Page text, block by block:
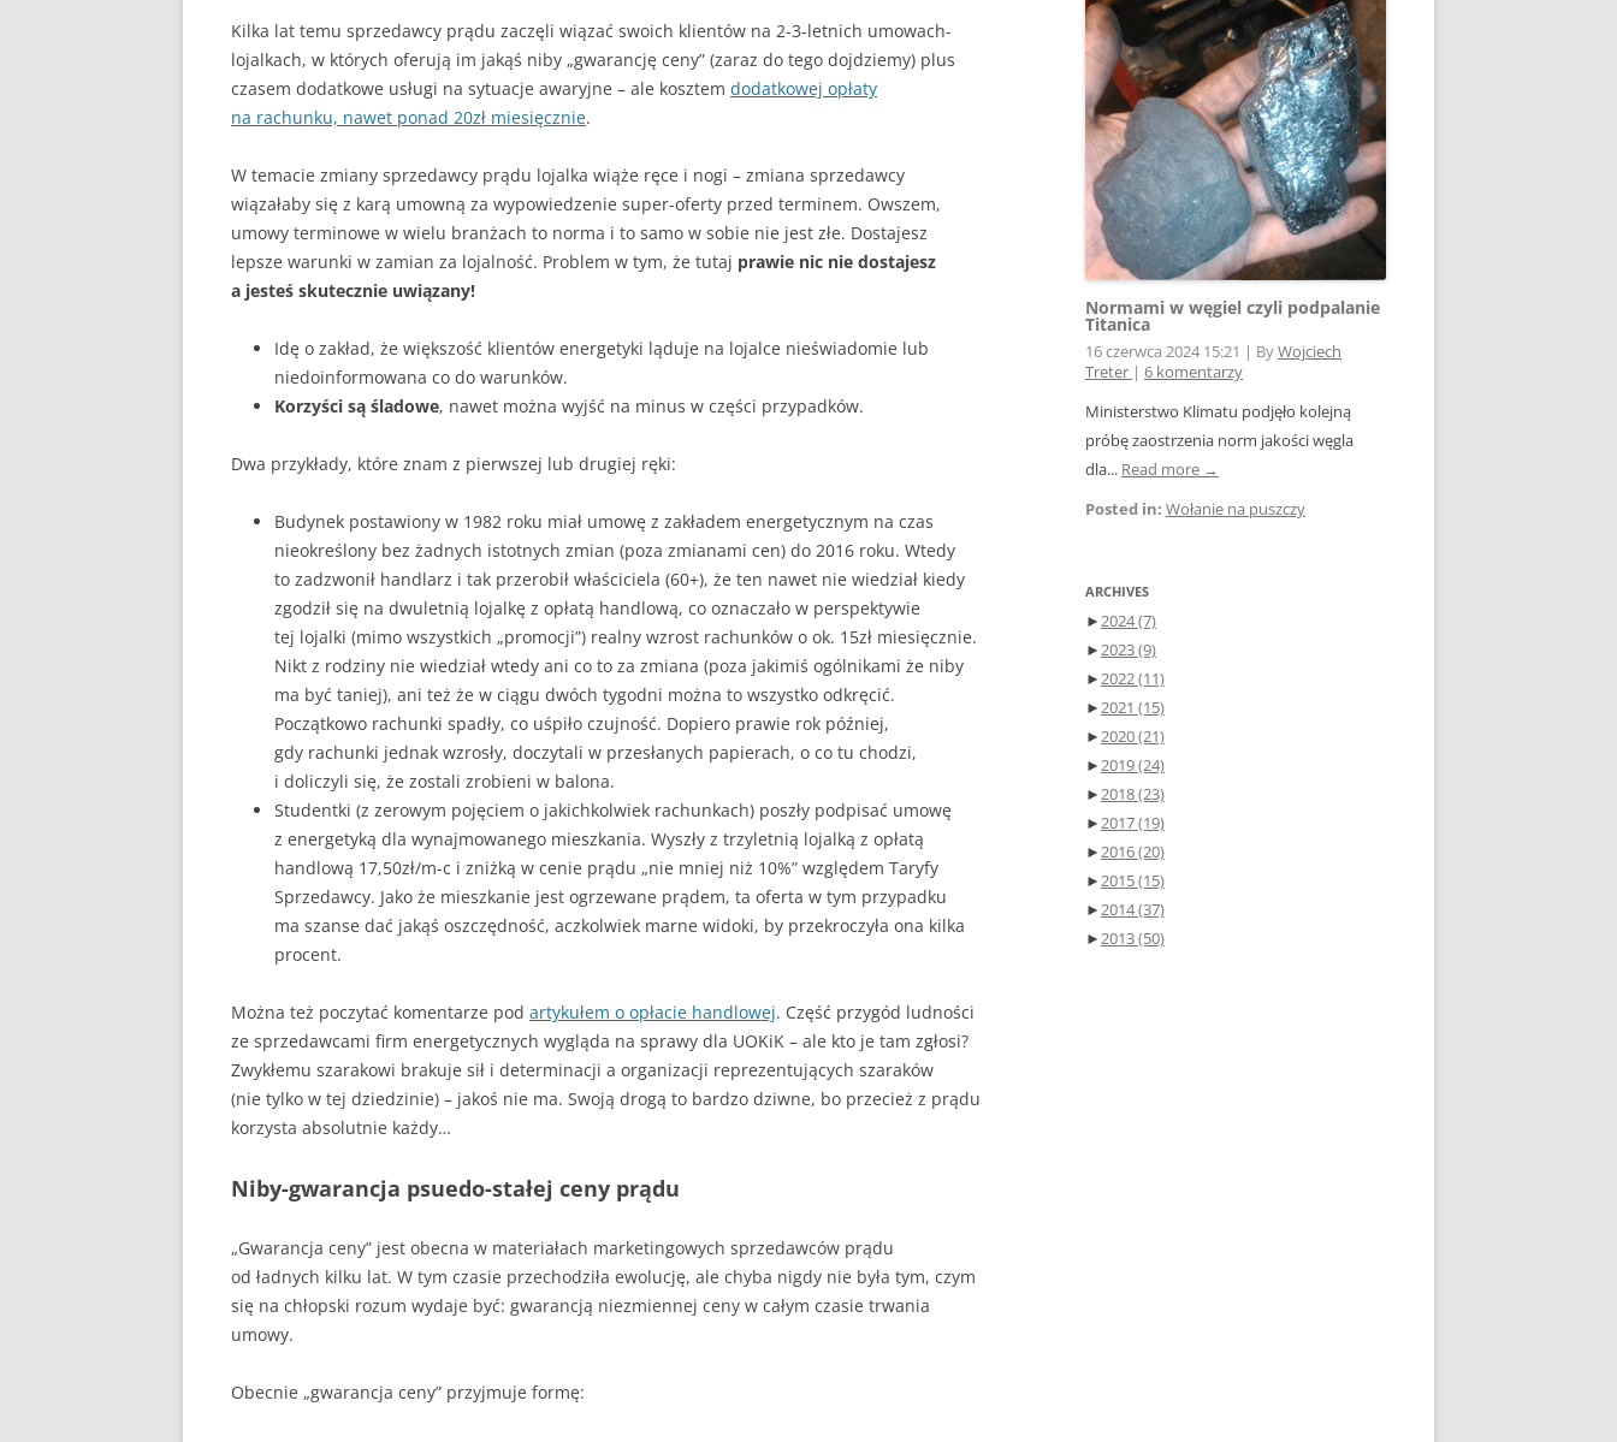
Kilka lat temu sprzedawcy prądu zaczęli wiązać swoich klientów na 2-3-letnich umowach-
lojalkach, w których oferują im jakąś niby „gwarancję ceny” (zaraz do tego dojdziemy) plus
czasem dodatkowe usługi na sytuacje awaryjne – ale kosztem dodatkowej opłaty
na rachunku, nawet ponad 20zł miesięcznie.
W temacie zmiany sprzedawcy prądu lojalka wiąże ręce i nogi – zmiana sprzedawcy
wiązałaby się z karą umowną za wypowiedzenie super-oferty przed terminem. Owszem,
umowy terminowe w wielu branżach to norma i to samo w sobie nie jest złe. Dostajesz
lepsze warunki w zamian za lojalność. Problem w tym, że tutaj prawie nic nie dostajesz
a jesteś skutecznie uwiązany!
Idę o zakład, że większość klientów energetyki ląduje na lojalce nieświadomie lub
niedoinformowana co do warunków.
Korzyści są śladowe, nawet można wyjść na minus w części przypadków.
Dwa przykłady, które znam z pierwszej lub drugiej ręki:
Budynek postawiony w 1982 roku miał umowę z zakładem energetycznym na czas
nieokreślony bez żadnych istotnych zmian (poza zmianami cen) do 2016 roku. Wtedy
to zadzwonił handlarz i tak przerobił właściciela (60+), że ten nawet nie wiedział kiedy
zgodził się na dwuletnią lojalkę z opłatą handlową, co oznaczało w perspektywie
tej lojalki (mimo wszystkich „promocji”) realny wzrost rachunków o ok. 15zł miesięcznie.
Nikt z rodziny nie wiedział wtedy ani co to za zmiana (poza jakimiś ogólnikami że niby
ma być taniej), ani też że w ciągu dwóch tygodni można to wszystko odkręcić.
Początkowo rachunki spadły, co uśpiło czujność. Dopiero prawie rok później,
gdy rachunki jednak wzrosły, doczytali w przesłanych papierach, o co tu chodzi,
i doliczyli się, że zostali zrobieni w balona.
Studentki (z zerowym pojęciem o jakichkolwiek rachunkach) poszły podpisać umowę
z energetyką dla wynajmowanego mieszkania. Wyszły z trzyletnią lojalką z opłatą
handlową 17,50zł/m-c i zniżką w cenie prądu „nie mniej niż 10%” względem Taryfy
Sprzedawcy. Jako że mieszkanie jest ogrzewane prądem, ta oferta w tym przypadku
ma szanse dać jakąś oszczędność, aczkolwiek marne widoki, by przekroczyła ona kilka
procent.
Można też poczytać komentarze pod artykułem o opłacie handlowej. Część przygód ludności
ze sprzedawcami firm energetycznych wygląda na sprawy dla UOKiK – ale kto je tam zgłosi?
Zwykłemu szarakowi brakuje sił i determinacji a organizacji reprezentujących szaraków
(nie tylko w tej dziedzinie) – jakoś nie ma. Swoją drogą to bardzo dziwne, bo przecież z prądu
korzysta absolutnie każdy…
Niby-gwarancja psuedo-stałej ceny prądu
„Gwarancja ceny” jest obecna w materiałach marketingowych sprzedawców prądu
od ładnych kilku lat. W tym czasie przechodziła ewolucję, ale chyba nigdy nie była tym, czym
się na chłopski rozum wydaje być: gwarancją niezmiennej ceny w całym czasie trwania
umowy.
Obecnie „gwarancja ceny” przyjmuje formę:
Normami w węgiel czyli podpalanie
Titanica
16 czerwca 2024 15:21 | ByWojciech
Treter | 6 komentarzy
Ministerstwo Klimatu podjęło kolejną
próbę zaostrzenia norm jakości węgla
dla... Read more →
Posted in: Wołanie na puszczy
ARCHIVES
►2024(7)
►2023(9)
►2022(11)
►2021 (15)
►2020(21)
►2019(24)
►2018(23)
►2017(19)
►2016(20)
►2015(15)
►2014(37)
►2013(50)